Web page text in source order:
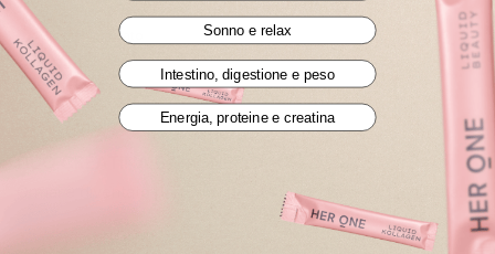
Cliente verificato
Anonimo
Pöttsching, AT
Ormai è diventato parte integrante della mia vita quotidiana.
Sonno e relax
Intestino, digestione e peso
Energia, proteine e creatina